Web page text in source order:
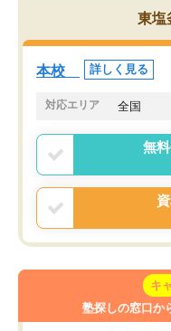
東塩
本校 詳しく見る
対応エリア 全国
無
キ
塾探しの窓口か